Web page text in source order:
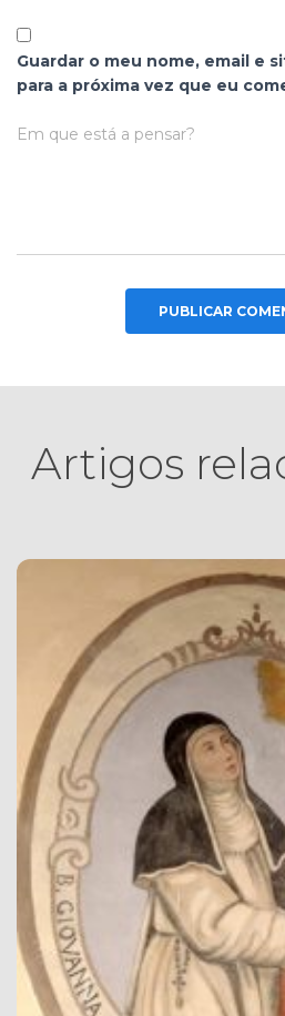
Guardar o meu nome, email e
para a próxima vez que eu
Em que está a pensar?
Artigos